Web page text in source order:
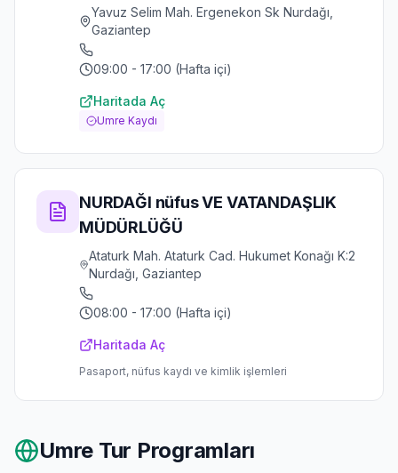
Yavuz Selim Mah. Ergenekon Sk Nurdağı,
Gaziantep
09:00 - 17:00 (Hafta içi)
Haritada Aç
Umre Kaydı
NURDAĞI nüfus VE VATANDAŞLIK
MÜDÜRLÜĞÜ
Ataturk Mah. Ataturk Cad. Hukumet Konağı K:2
Nurdağı, Gaziantep
08:00 - 17:00 (Hafta içi)
Haritada Aç
Pasaport, nüfus kaydı ve kimlik işlemleri
Umre Tur Programları